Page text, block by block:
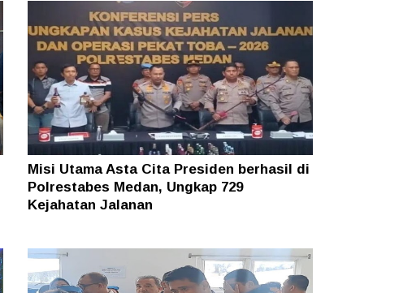
Misi Utama Asta Cita Presiden berhasil di
Polrestabes Medan, Ungkap 729
Kejahatan Jalanan